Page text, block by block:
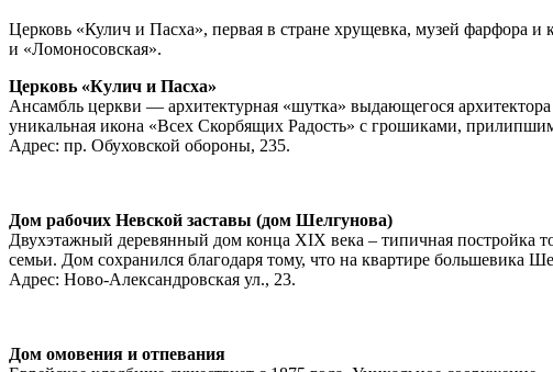
Церковь «Кулич и Пасха», первая в стране хрущевка, музей фарфора
и «Ломоносовская».
Церковь «Кулич и Пасха»
Ансамбль церкви — архитектурная «шутка» выдающегося
уникальная икона «Всех Скорбящих Радость» с грошиками,
Адрес: пр. Обуховской обороны, 235.
Дом рабочих Невской заставы (дом Шелгунова)
Двухэтажный деревянный дом конца XIX века – типичная постройка
семьи. Дом сохранился благодаря тому, что на квартире большевика
Адрес: Ново-Александровская ул., 23.
Дом омовения и отпевания